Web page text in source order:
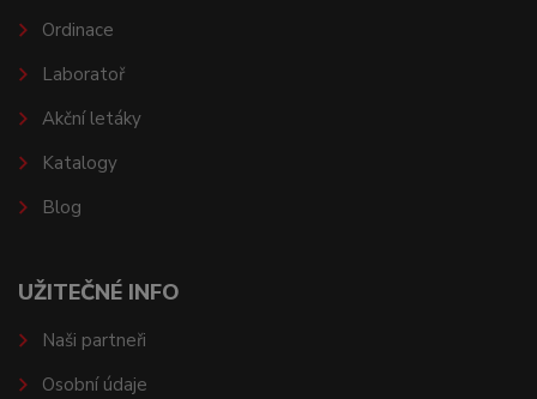
Ordinace
Laboratoř
Akční letáky
Katalogy
Blog
UŽITEČNÉ INFO
Naši partneři
Osobní údaje